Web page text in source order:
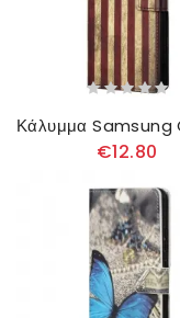
€12.80